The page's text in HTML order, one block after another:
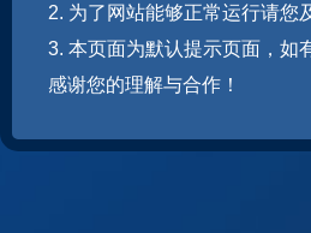
2. 为了网站能够正常运行请您
3. 本页面为默认提示页面，如
感谢您的理解与合作！